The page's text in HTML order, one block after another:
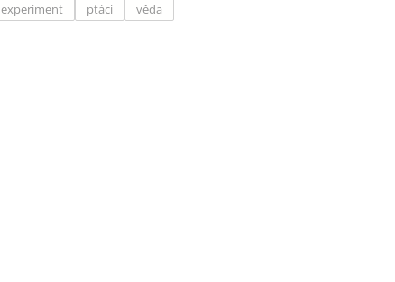
experiment ptáci věda